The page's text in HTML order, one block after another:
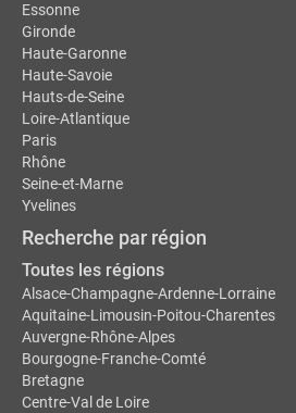
Essonne
Gironde
Haute-Garonne
Haute-Savoie
Hauts-de-Seine
Loire-Atlantique
Paris
Rhône
Seine-et-Marne
Yvelines
Recherche par région
Toutes les régions
Alsace-Champagne-Ardenne-Lorraine
Aquitaine-Limousin-Poitou-Charentes
Auvergne-Rhône-Alpes
Bourgogne-Franche-Comté
Bretagne
Centre-Val de Loire